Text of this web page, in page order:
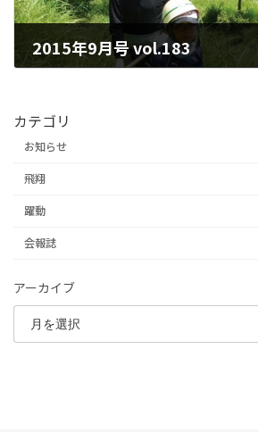
2015年9月号 vol.183
カテゴリ
お知らせ
飛翔
躍動
会報誌
アーカイブ